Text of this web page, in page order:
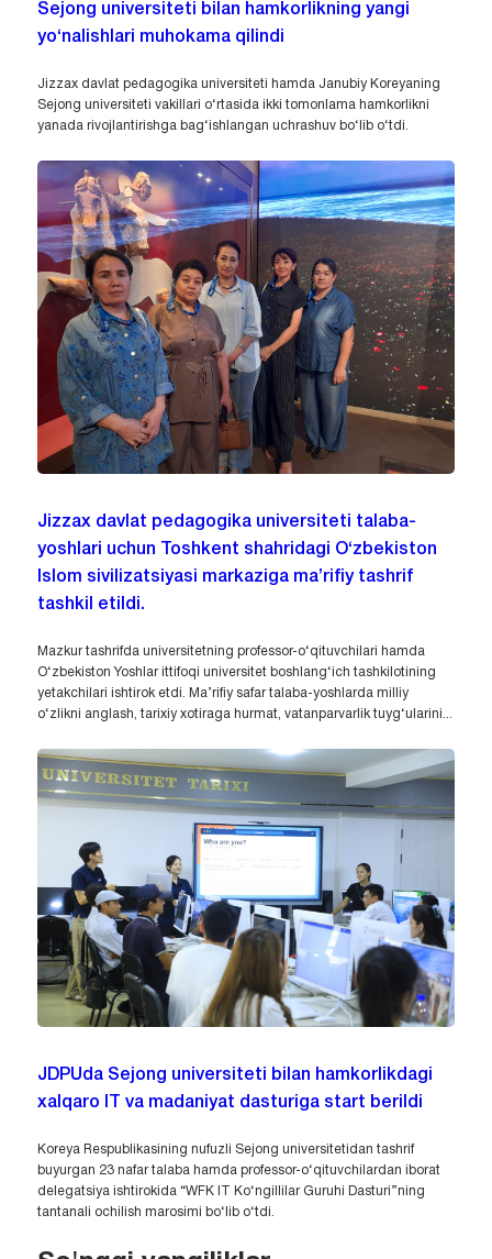
Sejong universiteti bilan hamkorlikning yangi
yo‘nalishlari muhokama qilindi
Jizzax davlat pedagogika universiteti hamda Janubiy Koreyaning
Sejong universiteti vakillari o‘rtasida ikki tomonlama hamkorlikni
yanada rivojlantirishga bag‘ishlangan uchrashuv bo‘lib o‘tdi.
Jizzax davlat pedagogika universiteti talaba-
yoshlari uchun Toshkent shahridagi O‘zbekiston
Islom sivilizatsiyasi markaziga ma’rifiy tashrif
tashkil etildi.
Mazkur tashrifda universitetning professor-o‘qituvchilari hamda
O‘zbekiston Yoshlar ittifoqi universitet boshlang‘ich tashkilotining
yetakchilari ishtirok etdi. Ma’rifiy safar talaba-yoshlarda milliy
o‘zlikni anglash, tarixiy xotiraga hurmat, vatanparvarlik tuyg‘ularini...
JDPUda Sejong universiteti bilan hamkorlikdagi
xalqaro IT va madaniyat dasturiga start berildi
Koreya Respublikasining nufuzli Sejong universitetidan tashrif
buyurgan 23 nafar talaba hamda professor-o‘qituvchilardan iborat
delegatsiya ishtirokida “WFK IT Ko‘ngillilar Guruhi Dasturi”ning
tantanali ochilish marosimi bo‘lib o‘tdi.